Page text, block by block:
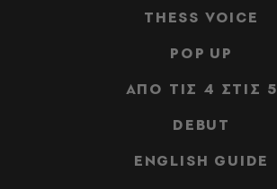
THESS VOICE
POP UP
ΑΠΟ ΤΙΣ 4 ΣΤΙΣ 5
DEBUT
ENGLISH GUIDE